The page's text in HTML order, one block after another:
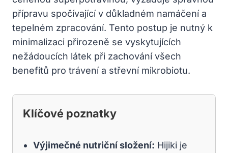
přípravu spočívající v důkladném namáčení a
tepelném zpracování. Tento postup je nutný k
minimalizaci přirozeně se vyskytujících
nežádoucích látek při zachování všech
benefitů pro trávení a střevní mikrobiotu.
Klíčové poznatky
Výjimečné nutriční složení: Hijiki je